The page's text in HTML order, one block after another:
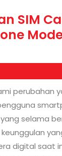
SIM
perubahan
selama
digital saat